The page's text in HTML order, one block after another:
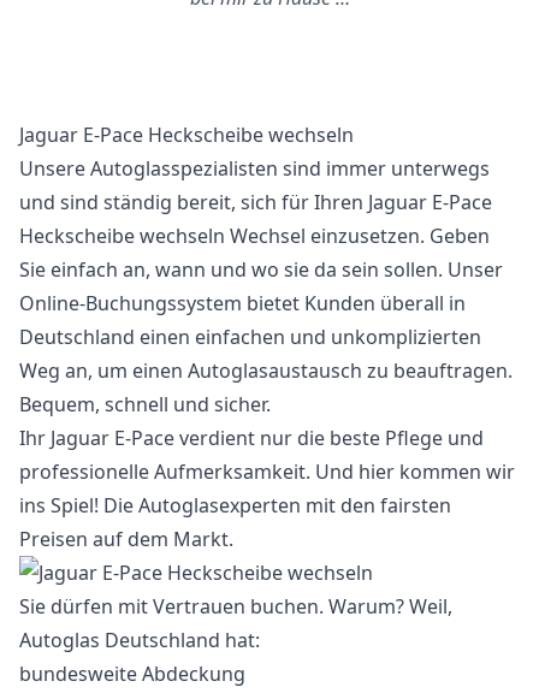
Jaguar E-Pace Heckscheibe wechseln
Unsere Autoglasspezialisten sind immer unterwegs
und sind ständig bereit, sich für Ihren Jaguar E-Pace
Heckscheibe wechseln Wechsel einzusetzen. Geben
Sie einfach an, wann und wo sie da sein sollen. Unser
Online-Buchungssystem bietet Kunden überall in
Deutschland einen einfachen und unkomplizierten
Weg an, um einen Autoglasaustausch zu beauftragen.
Bequem, schnell und sicher.
Ihr Jaguar E-Pace verdient nur die beste Pflege und
professionelle Aufmerksamkeit. Und hier kommen wir
ins Spiel! Die Autoglasexperten mit den fairsten
Preisen auf dem Markt.
Sie dürfen mit Vertrauen buchen. Warum? Weil,
Autoglas Deutschland hat:
bundesweite Abdeckung